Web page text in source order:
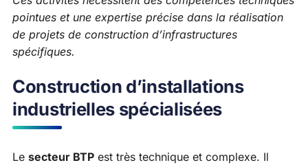
pointues et une expertise précise dans la réalisation
de projets de construction d’infrastructures
spécifiques.
Construction d’installations
industrielles spécialisées
Le secteur BTP est très technique et complexe. Il